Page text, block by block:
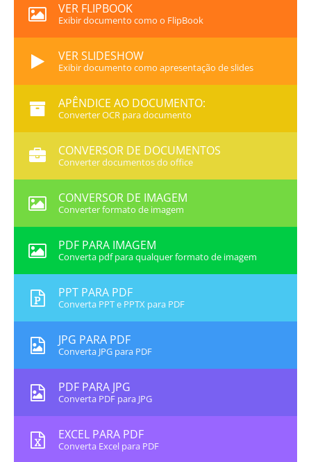
VER FLIPBOOK
Exibir documento como o FlipBook
VER SLIDESHOW
Exibir documento como apresentação de slides
APÊNDICE AO DOCUMENTO:
Converter OCR para documento
CONVERSOR DE DOCUMENTOS
Converter documentos do office
CONVERSOR DE IMAGEM
Converter formato de imagem
PDF PARA IMAGEM
Converta pdf para qualquer formato de imagem
PPT PARA PDF
Converta PPT e PPTX para PDF
JPG PARA PDF
Converta JPG para PDF
PDF PARA JPG
Converta PDF para JPG
EXCEL PARA PDF
Converta Excel para PDF